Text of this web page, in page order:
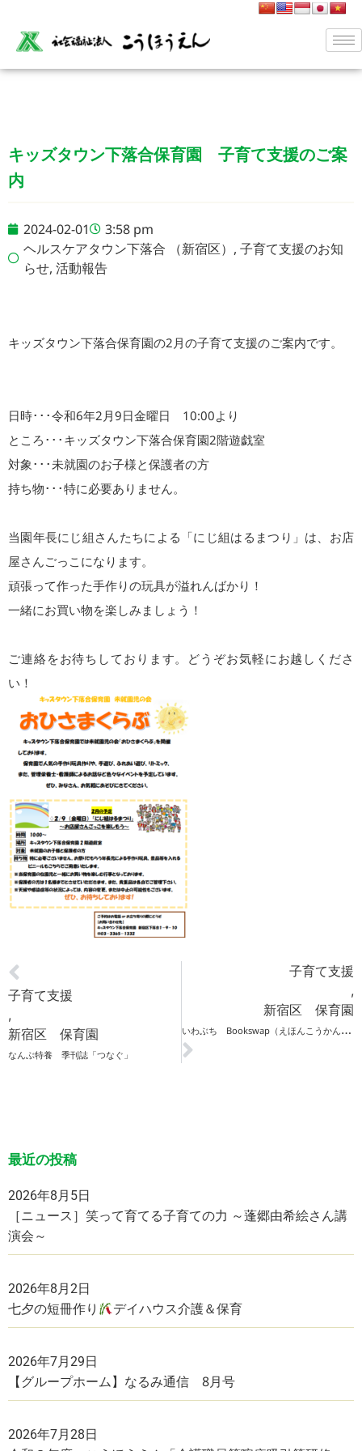
キッズタウン下落合保育園 子育て支援のご案
内
2024-02-01
3:58 pm
ヘルスケアタウン下落合 （新宿区） , 子育て支援のお知
らせ, 活動報告
キッズタウン下落合保育園の2月の子育て支援のご案内です。
日時･･･令和6年2月9日金曜日 10:00より
ところ･･･キッズタウン下落合保育園2階遊戯室
対象･･･未就園のお子様と保護者の方
持ち物･･･特に必要ありません。
当園年長にじ組さんたちによる「にじ組はるまつり」は、お店
屋さんごっこになります。
頑張って作った手作りの玩具が溢れんばかり！
一緒にお買い物を楽しみましょう！
ご連絡をお待ちしております。どうぞお気軽にお越しくださ
い！
子育て支援
,
新宿区 保育園
なんぶ特養 季刊誌「つなぐ」
子育て支援
,
新宿区 保育園
い
わぶち Bookswap（えほんこうかんかい）開催のお知らせ
最近の投稿
2026年8月5日
［ニュース］笑って育てる子育ての力 ～蓬郷由希絵さん講
演会～
2026年8月2日
七夕の短冊作り デイハウス介護＆保育
2026年7月29日
【グループホーム】なるみ通信 8月号
2026年7月28日